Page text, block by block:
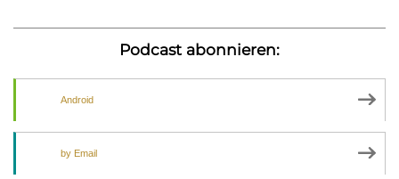
Podcast abonnieren:
Android
by Email